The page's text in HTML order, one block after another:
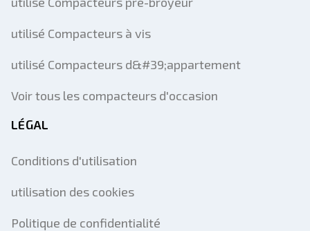
utilisé Compacteurs à vis
utilisé Compacteurs d&#39;appartement
Voir tous les compacteurs d'occasion
LÉGAL
Conditions d'utilisation
utilisation des cookies
Politique de confidentialité